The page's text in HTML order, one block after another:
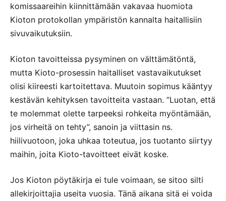
komissaareihin kiinnittämään vakavaa huomiota
Kioton protokollan ympäristön kannalta haitallisiin
sivuvaikutuksiin.
Kioton tavoitteissa pysyminen on välttämätöntä,
mutta Kioto-prosessin haitalliset vastavaikutukset
olisi kiireesti kartoitettava. Muutoin sopimus kääntyy
kestävän kehityksen tavoitteita vastaan. ”Luotan, että
te molemmat olette tarpeeksi rohkeita myöntämään,
jos virheitä on tehty”, sanoin ja viittasin ns.
hiilivuotoon, joka uhkaa toteutua, jos tuotanto siirtyy
maihin, joita Kioto-tavoitteet eivät koske.
Jos Kioton pöytäkirja ei tule voimaan, se sitoo silti
allekirjoittajia useita vuosia. Tänä aikana sitä ei voida